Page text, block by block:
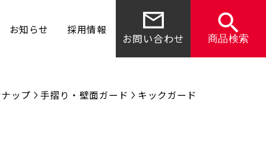
お知らせ 採用情報
お問い合わせ 商品検索
ップ 手摺り・壁面ガード キックガード